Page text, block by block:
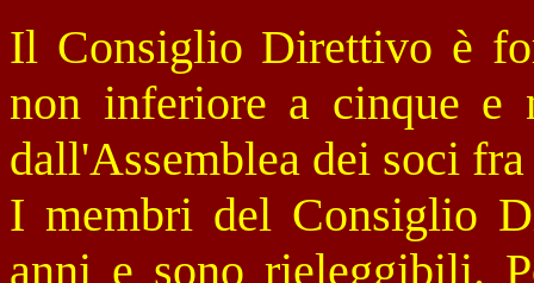
Il Consiglio Direttivo è
non inferiore a cinque e
dall'Assemblea dei soci
I membri del Consiglio
anni e sono rieleggibili.